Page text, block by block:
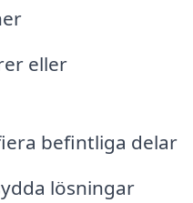
eller
befintliga delar
lösningar